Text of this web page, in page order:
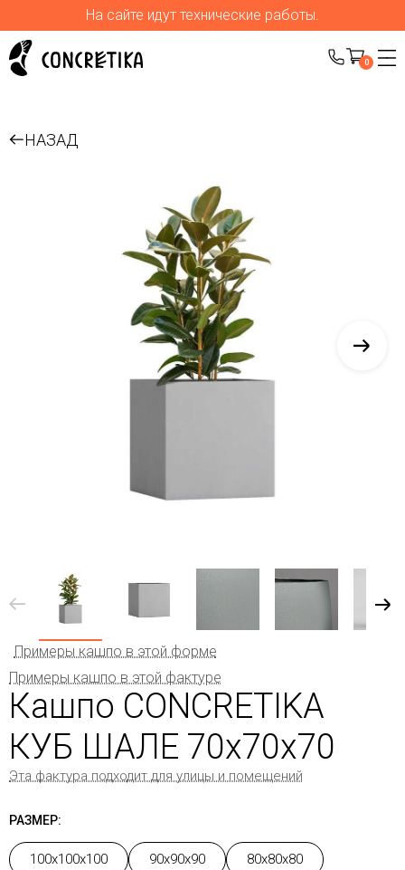
На сайте идут технические работы.
0
НАЗАД
Примеры кашпо в этой форме
Примеры кашпо в этой фактуре
Кашпо CONCRETIKA
КУБ ШАЛЕ 70x70x70
Эта фактура подходит для улицы и помещений
РАЗМЕР:
100x100x100 90x90x90 80x80x80